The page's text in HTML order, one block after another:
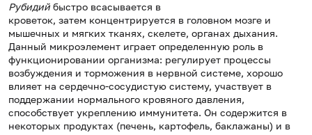
Рубидий быстро всасывается в
кроветок, затем концентрируется в головном мозге и
мышечных и мягких тканях, скелете, органах дыхания.
Данный микроэлемент играет определенную роль в
функционировании организма: регулирует процессы
возбуждения и торможения в нервной системе, хорошо
влияет на сердечно-сосудистую систему, участвует в
поддержании нормального кровяного давления,
способствует укреплению иммунитета. Он содержится в
некоторых продуктах (печень, картофель, баклажаны) и в